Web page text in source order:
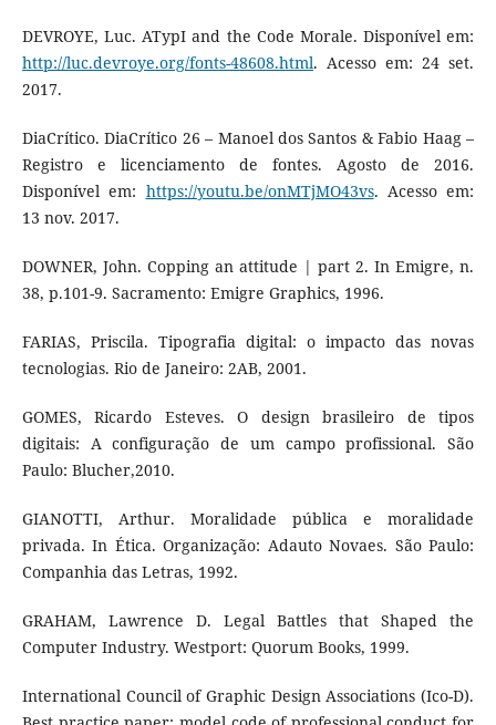
DEVROYE, Luc. ATypI and the Code Morale. Disponível em:
http://luc.devroye.org/fonts-48608.html. Acesso em: 24 set.
2017.
DiaCrítico. DiaCrítico 26 – Manoel dos Santos & Fabio Haag –
Registro e licenciamento de fontes. Agosto de 2016.
Disponível em: https://youtu.be/onMTjMO43vs. Acesso em:
13 nov. 2017.
DOWNER, John. Copping an attitude | part 2. In Emigre, n.
38, p.101-9. Sacramento: Emigre Graphics, 1996.
FARIAS, Priscila. Tipografia digital: o impacto das novas
tecnologias. Rio de Janeiro: 2AB, 2001.
GOMES, Ricardo Esteves. O design brasileiro de tipos
digitais: A configuração de um campo profissional. São
Paulo: Blucher,2010.
GIANOTTI, Arthur. Moralidade pública e moralidade
privada. In Ética. Organização: Adauto Novaes. São Paulo:
Companhia das Letras, 1992.
GRAHAM, Lawrence D. Legal Battles that Shaped the
Computer Industry. Westport: Quorum Books, 1999.
International Council of Graphic Design Associations (Ico-D).